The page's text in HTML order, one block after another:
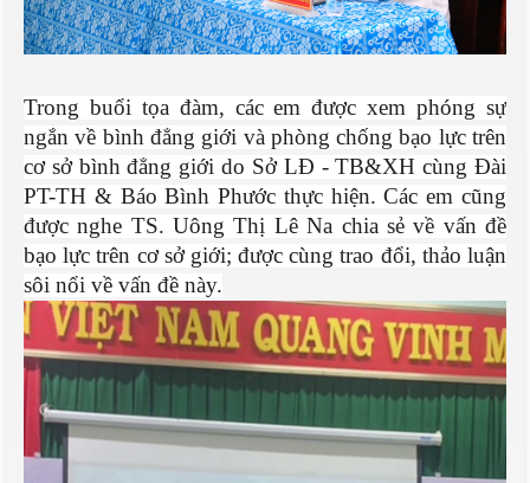
Trong buổi tọa đàm, các em được xem phóng sự
ngắn về bình đẳng giới và phòng chống bạo lực trên
cơ sở bình đẳng giới do Sở LĐ - TB&XH cùng Đài
PT-TH & Báo Bình Phước thực hiện. Các em cũng
được nghe TS. Uông Thị Lê Na chia sẻ về vấn đề
bạo lực trên cơ sở giới; được cùng trao đổi, thảo luận
sôi nổi về vấn đề này.